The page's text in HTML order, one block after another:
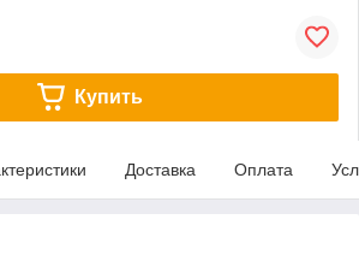
Купить
Доставка Оплата